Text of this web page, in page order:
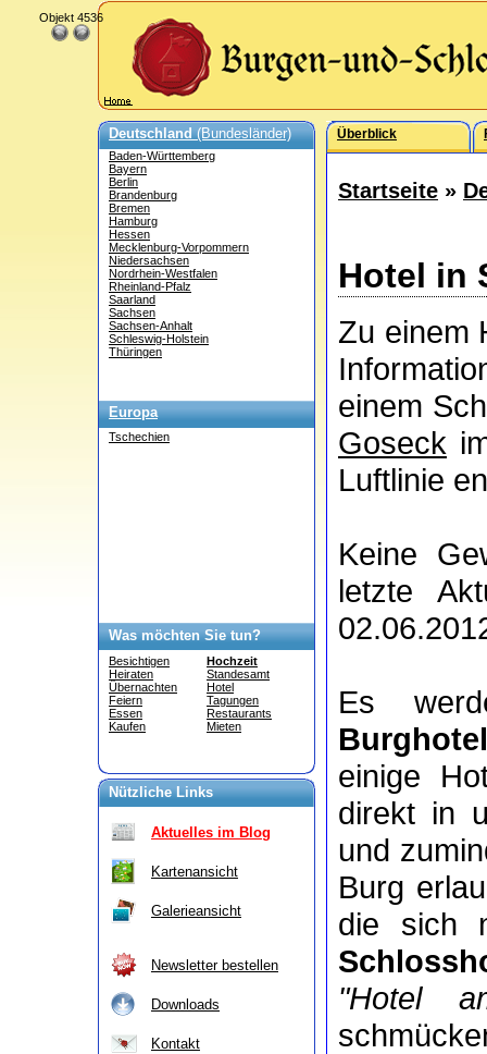
Deutschland(Bundesländer)
Baden-Württemberg
Bayern
Berlin
Brandenburg
Bremen
Hamburg
Hessen
Mecklenburg-Vorpommern
Niedersachsen
Nordrhein-Westfalen
Rheinland-Pfalz
Saarland
Sachsen
Sachsen-Anhalt
Schleswig-Holstein
Thüringen
Europa
Tschechien
Was möchten Sie tun?
Besichtigen
Heiraten
Übernachten
Feiern
Essen
Kaufen
Hochzeit
Standesamt
Hotel
Tagungen
Restaurants
Mieten
Nützliche Links
Aktuelles im Blog
Kartenansicht
Galerieansicht
Newsletter bestellen
Downloads
Kontakt
Überblick
Startseite »
Hotel in
Zu einem
einem
Goseck
Luftlinie
Keine
letzte
Es
einige
direkt in
und
Burg
die sich
"Hotel
Objekt 4536